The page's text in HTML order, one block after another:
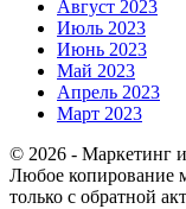
Август 2023
Июль 2023
Июнь 2023
Май 2023
Апрель 2023
Март 2023
© 2026 - Маркетинг
Любое копирование
только с обратной